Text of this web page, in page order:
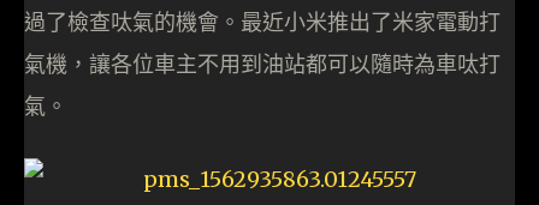
過了檢查呔氣的機會。最近小米推出了米家電動打
氣機，讓各位車主不用到油站都可以隨時為車呔打
氣。